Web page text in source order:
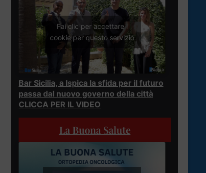
Fai clic per accettare i
cookie per questo servizio
Bar Sicilia, a Ispica la sfida per il futuro
passa dal nuovo governo della città
CLICCA PER IL VIDEO
La Buona Salute